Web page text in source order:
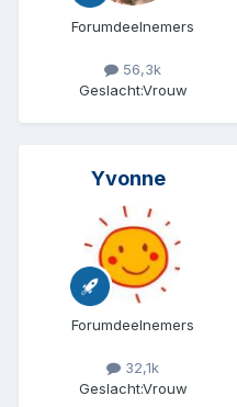
Forumdeelnemers
56,3k
Geslacht:Vrouw
Yvonne
Forumdeelnemers
32,1k
Geslacht:Vrouw